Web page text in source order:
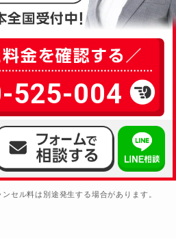
525-004
セル料は別途発生する場合があります。